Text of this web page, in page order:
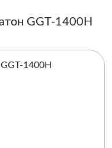
GGT-1400H